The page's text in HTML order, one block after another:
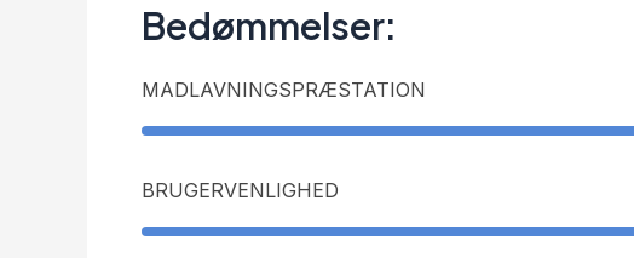
Bedømmelser:
MADLAVNINGSPRÆSTATION
BRUGERVENLIGHED